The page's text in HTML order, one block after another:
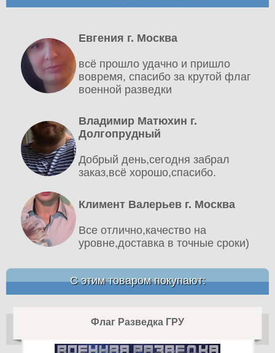
Евгения г. Москва
всё прошло удачно и пришло
вовремя, спасибо за крутой флаг
военной разведки
Владимир Матюхин г.
Долгопрудный
Добрый день,сегодня забрал
заказ,всё хорошо,спасибо.
Климент Валерьев г. Москва
Все отлично,качество на
уровне,доставка в точные сроки)
С этим товаром покупают:
Флаг Разведка ГРУ